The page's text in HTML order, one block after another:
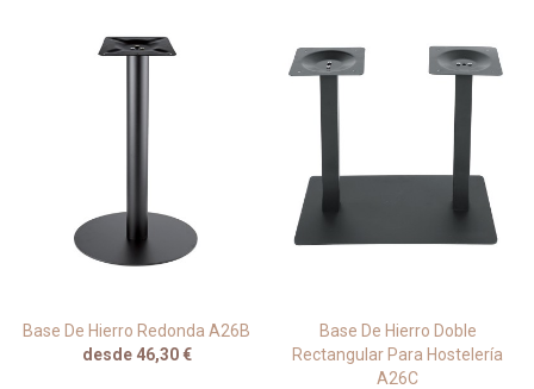
Base De Hierro Redonda A26B
desde 46,30 €
Base De Hierro Doble
Rectangular Para Hostelería
A26C